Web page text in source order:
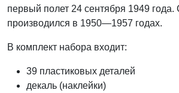
первый полет 24 сентября 1949 года.
производился в 1950—1957 годах.
В комплект набора входит:
39 пластиковых деталей
декаль (наклейки)